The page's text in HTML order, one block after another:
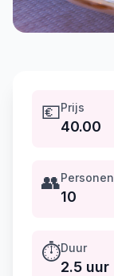
💶Prijs
40.00
👥Personen
10
⏱️Duur
2.5 uur